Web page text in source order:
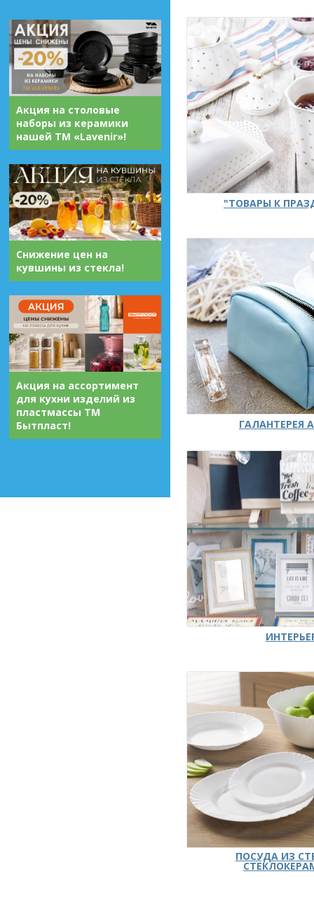
Акция на столовые
наборы из керамики
нашей ТМ «Lavenir»!
Снижение цен на
кувшины из стекла!
Акция на ассортимент
для кухни изделий из
пластмассы ТМ
Бытпласт!
"ТОВАРЫ К
ГАЛАНТЕРЕЯ
ПОСУДА ИЗ